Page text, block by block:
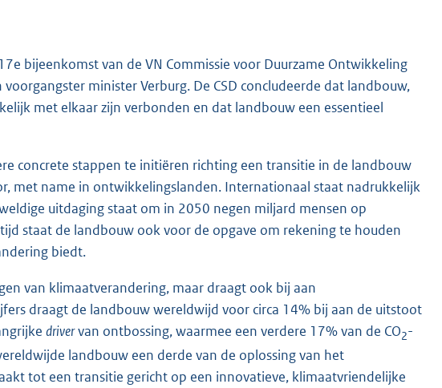
bijeenkomst van de VN Commissie voor Duurzame Ontwikkeling
minister Verburg. De CSD concludeerde dat landbouw,
met elkaar zijn verbonden en dat landbouw een essentieel
concrete stappen te initiëren richting een transitie in de landbouw
met name in ontwikkelingslanden. Internationaal staat nadrukkelijk
uitdaging staat om in 2050 negen miljard mensen op
staat de landbouw ook voor de opgave om rekening te houden
biedt.
van klimaatverandering, maar draagt ook bij aan
draagt de landbouw wereldwijd voor circa 14% bij aan de uitstoot
drivervan ontbossing, waarmee een verdere 17% van de CO2-
landbouw een derde van de oplossing van het
tot een transitie gericht op een innovatieve, klimaatvriendelijke